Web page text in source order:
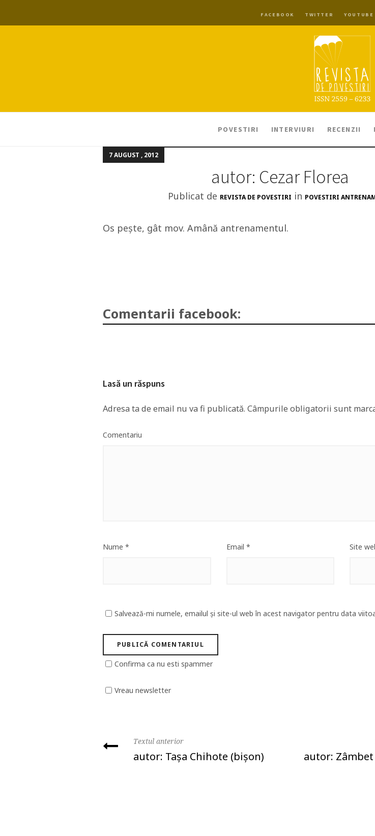
FACEBOOK TWITTER YOUTUBE
POVESTIRI INTERVIURI RECENZII
7 AUGUST , 2012
autor: Cezar Florea
Publicat de REVISTA DE POVESTIRI in POVESTIRI
Os peşte, gât mov. Amână antrenamentul.
Comentarii facebook:
Lasă un răspuns
Adresa ta de email nu va fi publicată. Câmpurile obligatorii sunt
Comentariu
Nume * Email * Site
Salvează-mi numele, emailul și site-ul web în acest navigator pentru data
Confirma ca nu esti spammer
Vreau newsletter
Textul anterior
autor: Taşa Chihote (bişon) autor: